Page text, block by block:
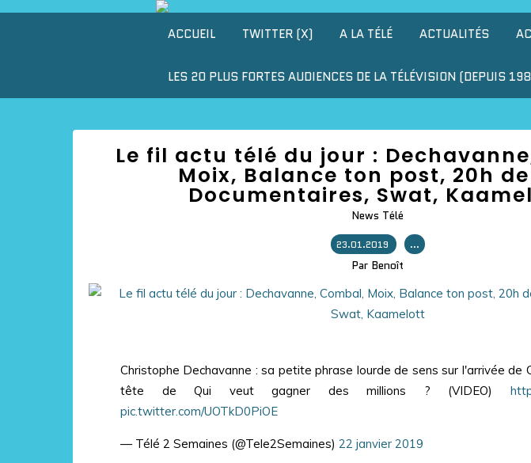
ACCUEIL TWITTER (X) A LA TÉLÉ ACTUALITÉS
LES 20 PLUS FORTES AUDIENCES DE LA TÉLÉVISION (DEPUIS
Le fil actu télé du jour :
Moix, Balance ton post, 20h de
Documentaires, Swat,
News Télé
23.01.2019 …
Par Benoît
Christophe Dechavanne : sa petite phrase lourde de sens sur l'arrivée de
tête de Qui veut gagner des millions ? (VIDEO)
pic.twitter.com/UOTkD0PiOE
— Télé 2 Semaines (@Tele2Semaines) 22 janvier 2019